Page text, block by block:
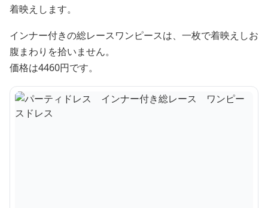
着映えします。
インナー付きの総レースワンピースは、一枚で着映えしお
腹まわりを拾いません。
価格は4460円です。